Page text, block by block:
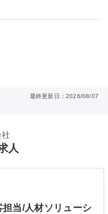
最終更新日：2026/08/07
人
当/人材ソリューシ